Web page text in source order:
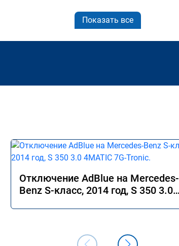
Показать все
Отключение AdBlue на Mercedes-
Benz S-класс, 2014 год, S 350 3.0